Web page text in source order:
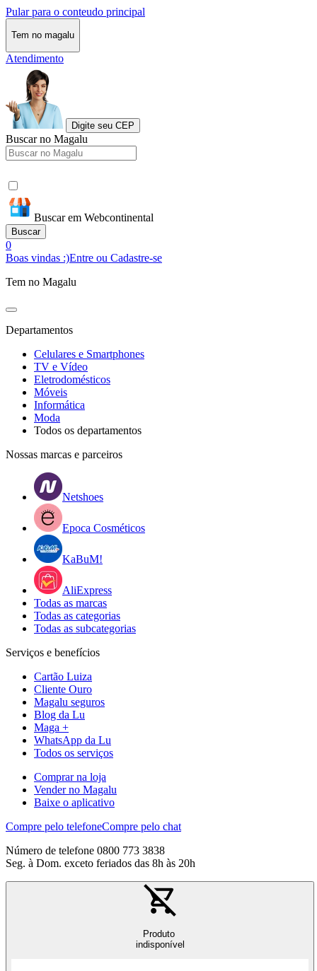
Pular para o conteudo principal
Tem no magalu
Atendimento
Digite seu CEP
Buscar no Magalu
Buscar em Webcontinental
Buscar
0
Boas vindas :)Entre ou Cadastre-se
Tem no Magalu
Departamentos
Celulares e Smartphones
TV e Vídeo
Eletrodomésticos
Móveis
Informática
Moda
Todos os departamentos
Nossas marcas e parceiros
Netshoes
Epoca Cosméticos
KaBuM!
AliExpress
Todas as marcas
Todas as categorias
Todas as subcategorias
Serviços e benefícios
Cartão Luiza
Cliente Ouro
Magalu seguros
Blog da Lu
Maga +
WhatsApp da Lu
Todos os serviços
Comprar na loja
Vender no Magalu
Baixe o aplicativo
Compre pelo telefoneCompre pelo chat
Número de telefone 0800 773 3838
Seg. à Dom. exceto feriados das 8h às 20h
Produto
indisponível